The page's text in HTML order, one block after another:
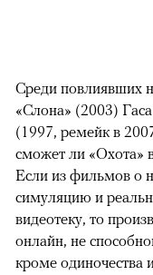
Среди повлиявших
«Слона» (2003)
(1997, ремейк в
сможет ли «Охота»
Если из фильмов о
симуляцию и
видеотеку, то
онлайн, не
кроме одиночества